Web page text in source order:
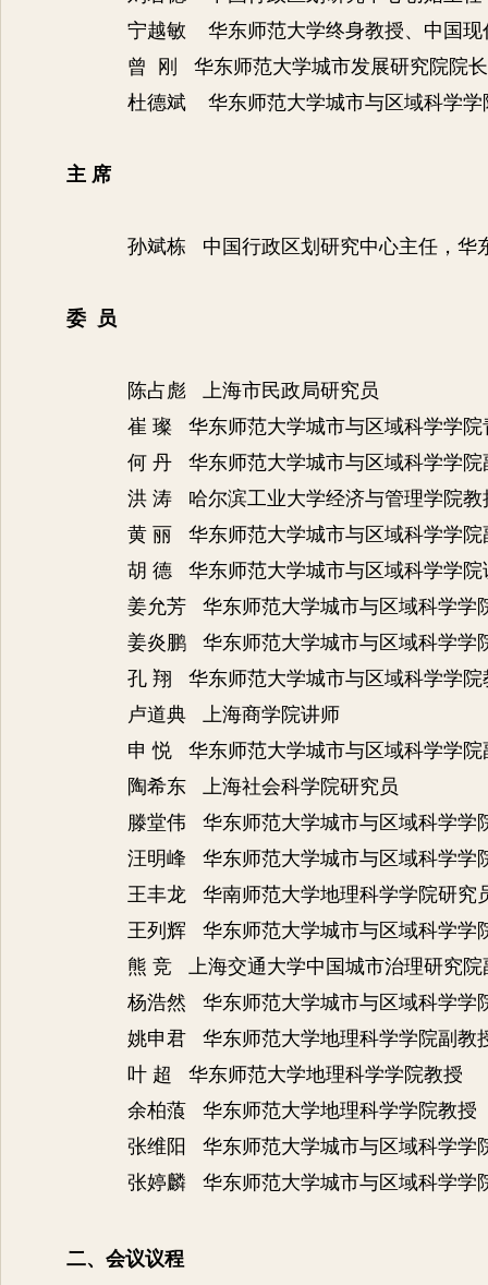
宁越敏 华东师范大学终身教授、中国现
曾 刚 华东师范大学城市发展研究院院
杜德斌 华东师范大学城市与区域科学学
主 席
孙斌栋 中国行政区划研究中心主任，华
委 员
陈占彪 上海市民政局研究员
崔 璨 华东师范大学城市与区域科学学院
何 丹 华东师范大学城市与区域科学学院
洪 涛 哈尔滨工业大学经济与管理学院教
黄 丽 华东师范大学城市与区域科学学院
胡 德 华东师范大学城市与区域科学学院
姜允芳 华东师范大学城市与区域科学学
姜炎鹏 华东师范大学城市与区域科学学
孔 翔 华东师范大学城市与区域科学学院
卢道典 上海商学院讲师
申 悦 华东师范大学城市与区域科学学院
陶希东 上海社会科学院研究员
滕堂伟 华东师范大学城市与区域科学学
汪明峰 华东师范大学城市与区域科学学
王丰龙 华南师范大学地理科学学院研究
王列辉 华东师范大学城市与区域科学学
熊 竞 上海交通大学中国城市治理研究院
杨浩然 华东师范大学城市与区域科学学
姚申君 华东师范大学地理科学学院副教
叶 超 华东师范大学地理科学学院教授
余柏蒗 华东师范大学地理科学学院教授
张维阳 华东师范大学城市与区域科学学
张婷麟 华东师范大学城市与区域科学学
二、会议议程